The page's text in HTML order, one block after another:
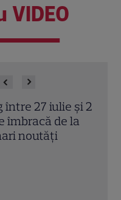
VIDEO
Netflix în
majore despre
Dan Brown